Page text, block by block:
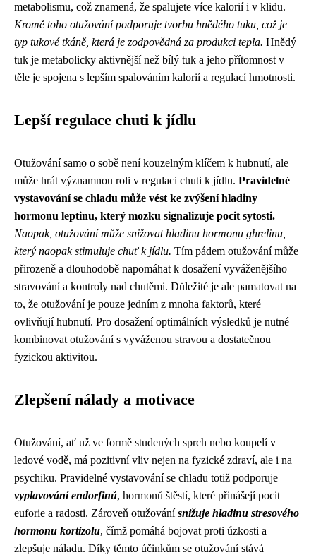
metabolismu, což znamená, že spalujete více kalorií i v klidu.
Kromě toho otužování podporuje tvorbu hnědého tuku, což je
typ tukové tkáně, která je zodpovědná za produkci tepla. Hnědý
tuk je metabolicky aktivnější než bílý tuk a jeho přítomnost v
těle je spojena s lepším spalováním kalorií a regulací hmotnosti.
Lepší regulace chuti k jídlu
Otužování samo o sobě není kouzelným klíčem k hubnutí, ale
může hrát významnou roli v regulaci chuti k jídlu. Pravidelné
vystavování se chladu může vést ke zvýšení hladiny
hormonu leptinu, který mozku signalizuje pocit sytosti.
Naopak, otužování může snižovat hladinu hormonu ghrelinu,
který naopak stimuluje chuť k jídlu. Tím pádem otužování může
přirozeně a dlouhodobě napomáhat k dosažení vyváženějšího
stravování a kontroly nad chutěmi. Důležité je ale pamatovat na
to, že otužování je pouze jedním z mnoha faktorů, které
ovlivňují hubnutí. Pro dosažení optimálních výsledků je nutné
kombinovat otužování s vyváženou stravou a dostatečnou
fyzickou aktivitou.
Zlepšení nálady a motivace
Otužování, ať už ve formě studených sprch nebo koupelí v
ledové vodě, má pozitivní vliv nejen na fyzické zdraví, ale i na
psychiku. Pravidelné vystavování se chladu totiž podporuje
vyplavování endorfinů, hormonů štěstí, které přinášejí pocit
euforie a radosti. Zároveň otužovánísnižuje hladinu stresového
hormonu kortizolu, čímž pomáhá bojovat proti úzkosti a
zlepšuje náladu. Díky těmto účinkům se otužování stává